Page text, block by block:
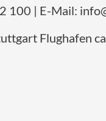
100 | E-Mail:
Flughafen